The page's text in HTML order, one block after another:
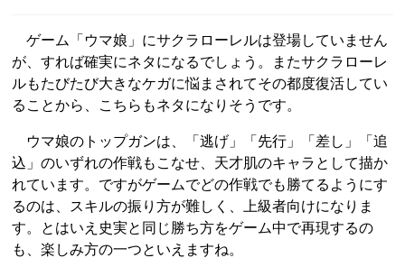
ゲーム「ウマ娘」にサクラローレルは登場していません
が、すれば確実にネタになるでしょう。またサクラローレ
ルもたびたび大きなケガに悩まされてその都度復活してい
ることから、こちらもネタになりそうです。
ウマ娘のトップガンは、「逃げ」「先行」「差し」「追
込」のいずれの作戦もこなせ、天才肌のキャラとして描か
れています。ですがゲームでどの作戦でも勝てるようにす
るのは、スキルの振り方が難しく、上級者向けになりま
す。とはいえ史実と同じ勝ち方をゲーム中で再現するの
も、楽しみ方の一つといえますね。